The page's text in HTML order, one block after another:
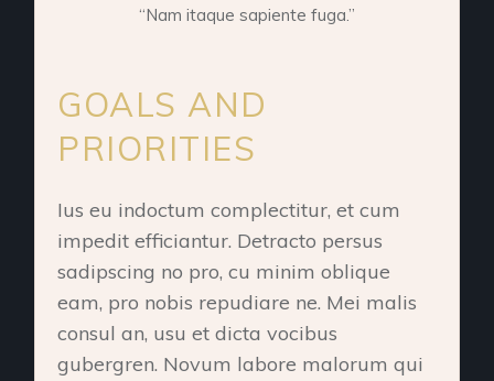
“Nam itaque sapiente fuga.”
GOALS AND
PRIORITIES
Ius eu indoctum complectitur, et cum
impedit efficiantur. Detracto persus
sadipscing no pro, cu minim oblique
eam, pro nobis repudiare ne. Mei malis
consul an, usu et dicta vocibus
gubergren. Novum labore malorum qui